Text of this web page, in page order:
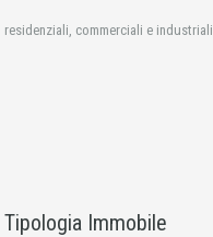
residenziali, commerciali e industriali.
Tipologia Immobile